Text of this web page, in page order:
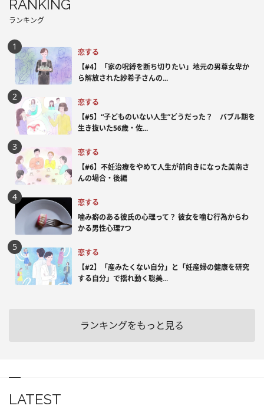
RANKING
ランキング
恋する
【#4】「家の呪縛を断ち切りたい」地元の男尊女卑か
ら解放された紗希子さんの...
恋する
【#5】“子どものいない人生”どうだった？ バブル期を
生き抜いた56歳・佐...
恋する
【#6】不妊治療をやめて人生が前向きになった美南さ
んの場合・後編
恋する
噛み癖のある彼氏の心理って？ 彼女を噛む行為からわ
かる男性心理7つ
恋する
【#2】「産みたくない自分」と「妊産婦の健康を研究
する自分」で揺れ動く聡美...
ランキングをもっと見る
LATEST